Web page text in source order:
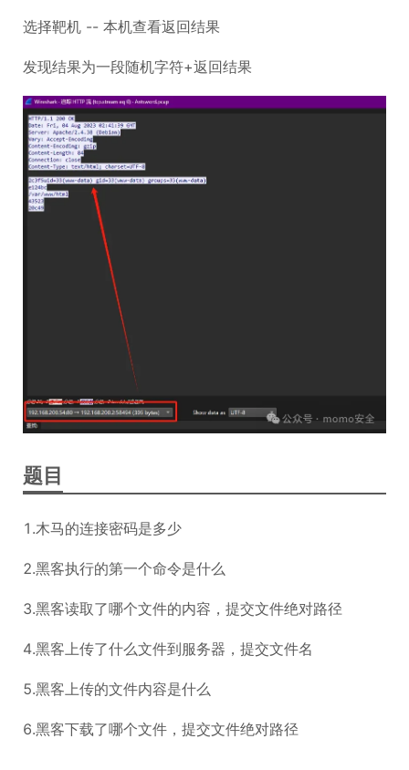
选择靶机 -- 本机查看返回结果
发现结果为一段随机字符+返回结果
题目
1.木马的连接密码是多少
2.黑客执行的第一个命令是什么
3.黑客读取了哪个文件的内容，提交文件绝对路径
4.黑客上传了什么文件到服务器，提交文件名
5.黑客上传的文件内容是什么
6.黑客下载了哪个文件，提交文件绝对路径